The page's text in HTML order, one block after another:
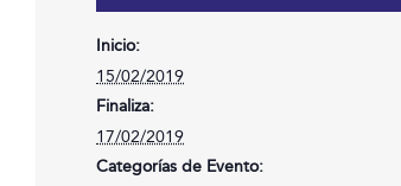
Inicio:
15/02/2019
Finaliza:
17/02/2019
Categorías de Evento: